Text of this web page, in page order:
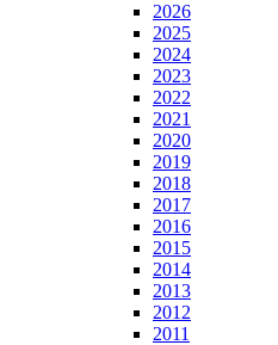
2026
2025
2024
2023
2022
2021
2020
2019
2018
2017
2016
2015
2014
2013
2012
2011